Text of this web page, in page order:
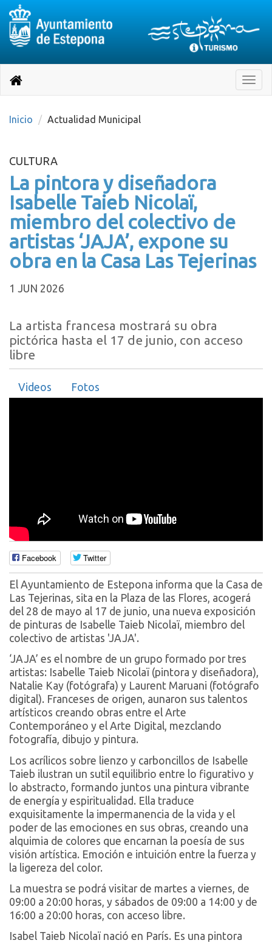
página
Toggle
Destino:
Volver
inicio
Inicio Actualidad Municipal
CULTURA
La pintora y diseñadora
Isabelle Taieb Nicolaï,
miembro del colectivo de
artistas ‘JAJA’, expone su
obra en la Casa Las Tejerinas
1 JUN 2026
La artista francesa mostrará su obra
pictórica hasta el 17 de junio, con acceso
libre
Videos Fotos
Facebook Twitter
El Ayuntamiento de Estepona informa que la Casa de
Las Tejerinas, sita en la Plaza de las Flores, acogerá
del 28 de mayo al 17 de junio, una nueva exposición
de pinturas de Isabelle Taieb Nicolaï, miembro del
colectivo de artistas 'JAJA'.
‘JAJA’ es el nombre de un grupo formado por tres
artistas: Isabelle Taieb Nicolaï (pintora y diseñadora),
Natalie Kay (fotógrafa) y Laurent Maruani (fotógrafo
digital). Franceses de origen, aunaron sus talentos
artísticos creando obras entre el Arte
Contemporáneo y el Arte Digital, mezclando
fotografía, dibujo y pintura.
Los acrílicos sobre lienzo y carboncillos de Isabelle
Taieb ilustran un sutil equilibrio entre lo figurativo y
lo abstracto, formando juntos una pintura vibrante
de energía y espiritualidad. Ella traduce
exquisitamente la impermanencia de la vida y el
poder de las emociones en sus obras, creando una
alquimia de colores que encarnan la poesía de sus
visión artística. Emoción e intuición entre la fuerza y
la ligereza del color.
La muestra se podrá visitar de martes a viernes, de
09:00 a 20:00 horas, y sábados de 09:00 a 14:00 y de
16:00 a 20:00 horas, con acceso libre.
Isabel Taieb Nicolaï nació en París. Es una pintora